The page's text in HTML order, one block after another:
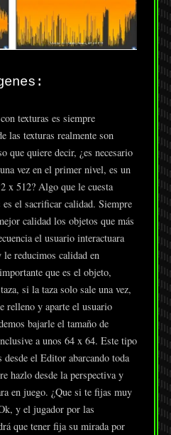
texturas es siempre
las texturas realmente son
que quiere decir, ¿es necesario
vez en el primer nivel, es un
x 512? Algo que le cuesta
el sacrificar calidad. Siempre
calidad los objetos que más
el usuario interactuara
reducimos calidad en
que es el objeto,
si la taza solo sale una vez,
relleno y aparte el usuario
bajarle el tamaño de
a unos 64 x 64. Este tipo
el Editor abarcando toda
hazlo desde la perspectiva y
en juego. ¿Que si te fijas muy
y el jugador por las
que tener fija su mirada por